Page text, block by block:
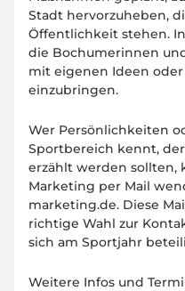
Stadt hervorzuheben,
Öffentlichkeit stehen.
die Bochumerinnen
mit eigenen Ideen
einzubringen.
Wer Persönlichkeiten
Sportbereich kennt,
erzählt werden sollten,
Marketing per Mail
marketing.de. Diese
richtige Wahl zur
sich am Sportjahr
Weitere Infos und